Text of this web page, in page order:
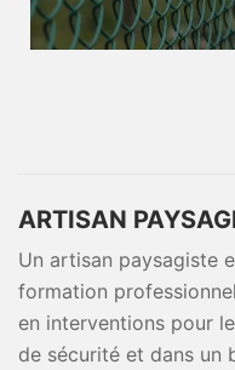
ARTISAN
Un artisan paysagiste
formation
en interventions pour
de sécurité et dans un